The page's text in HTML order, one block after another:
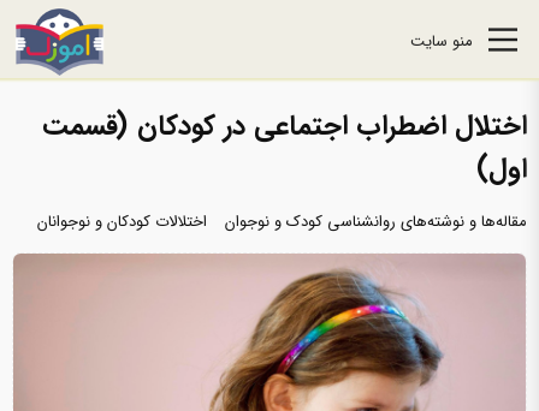
منو سایت
اختلال اضطراب اجتماعی در کودکان (قسمت
اول)
مقاله‌ها و نوشته‌های روانشناسی کودک و نوجوان اختلالات کودکان و نوجوانان